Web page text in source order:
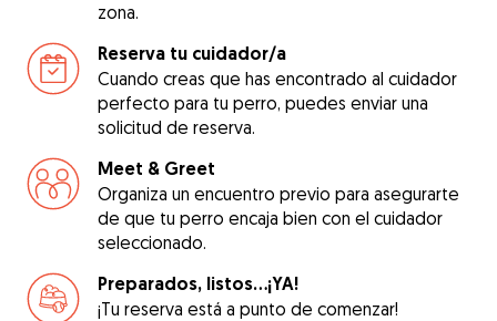
zona.
Reserva tu cuidador/a
Cuando creas que has encontrado al cuidador
perfecto para tu perro, puedes enviar una
solicitud de reserva.
Meet & Greet
Organiza un encuentro previo para asegurarte
de que tu perro encaja bien con el cuidador
seleccionado.
Preparados, listos...¡YA!
¡Tu reserva está a punto de comenzar!